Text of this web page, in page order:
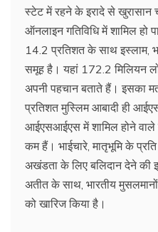
स्टेट में रहने के इरादे से खुरासान
ऑनलाइन गतिविधि में शामिल हो
14.2 प्रतिशत के साथ इस्लाम,
समूह है। यहां 172.2 मिलियन
अपनी पहचान बताते हैं।
प्रतिशत मुस्लिम आबादी ही
आईएसआईएस में शामिल होने वाले
कम हैं। भाईचारे, मातृभूमि के
अखंडता के लिए बलिदान देने की
अतीत के साथ, भारतीय
को खारिज किया है।